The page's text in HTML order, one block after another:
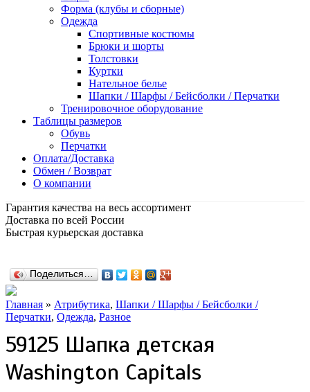
Форма (клубы и сборные)
Одежда
Спортивные костюмы
Брюки и шорты
Толстовки
Куртки
Нательное белье
Шапки / Шарфы / Бейсболки / Перчатки
Тренировочное оборудование
Таблицы размеров
Обувь
Перчатки
Оплата/Доставка
Обмен / Возврат
О компании
Гарантия качества на весь ассортимент
Доставка по всей России
Быстрая курьерская доставка
Поделиться…
Главная » Атрибутика, Шапки / Шарфы / Бейсболки /
Перчатки, Одежда, Разное
59125 Шапка детская
Washington Capitals